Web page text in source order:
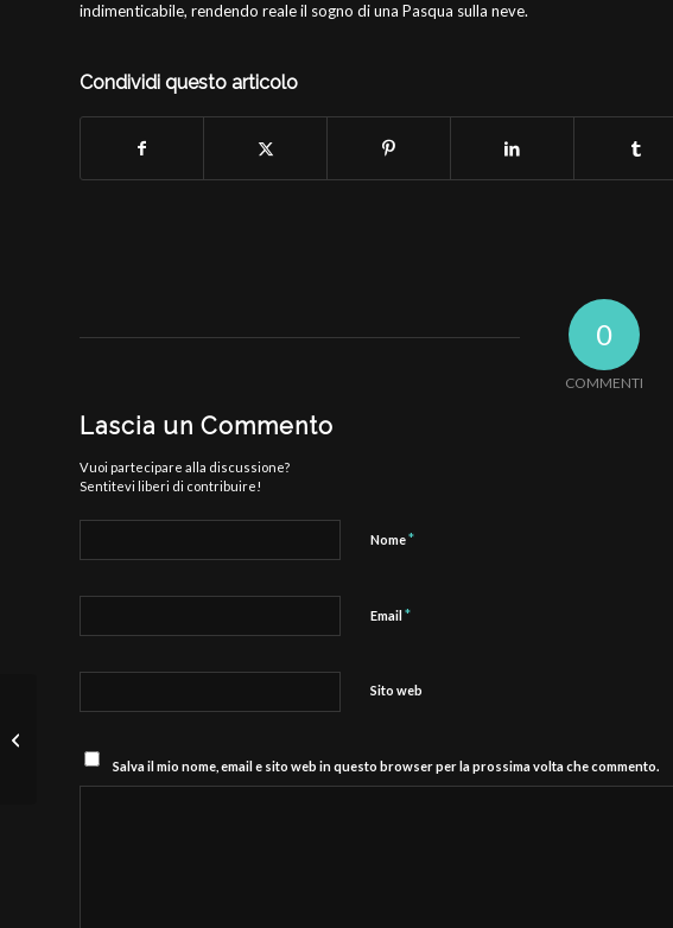
indimenticabile, rendendo reale il sogno di una Pasqua sulla neve.
Condividi questo articolo
0
COMMENTI
Lascia un Commento
Vuoi partecipare alla discussione?
Sentitevi liberi di contribuire!
Nome*
Email *
Sito web
Salva il mio nome, email e sito web in questo browser per la prossima volta che commento.
Abetone